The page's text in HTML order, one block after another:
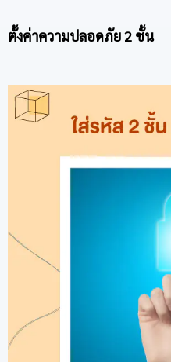
ตั้งค่าความปลอดภัย 2 ชั้น